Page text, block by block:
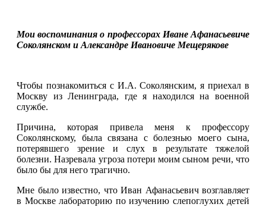
Мои воспоминания о профессорах Иване Афанасьевиче
Соколянском и Александре Ивановиче Мещерякове
Чтобы познакомиться с И.А. Соколянским, я приехал в
Москву из Ленинграда, где я находился на военной
службе.
Причина, которая привела меня к профессору
Соколянскому, была связана с болезнью моего сына,
потерявшего зрение и слух в результате тяжелой
болезни. Назревала угроза потери моим сыном речи, что
было бы для него трагично.
Мне было известно, что Иван Афанасьевич возглавляет
в Москве лабораторию по изучению слепоглухих детей